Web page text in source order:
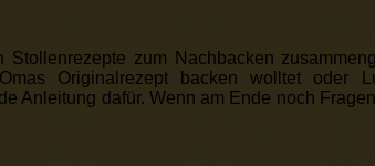
zum Nachbacken
Originalrezept backen wolltet oder
Anleitung dafür. Wenn am Ende noch